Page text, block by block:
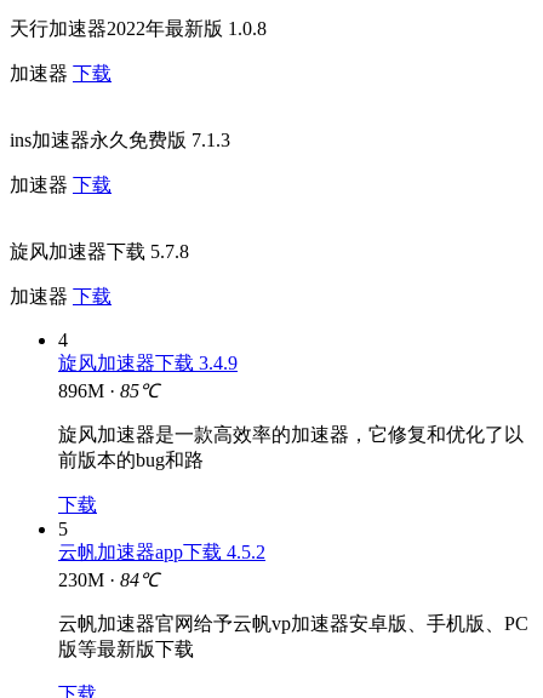
天行加速器2022年最新版 1.0.8
加速器 下载
ins加速器永久免费版 7.1.3
加速器 下载
旋风加速器下载 5.7.8
加速器 下载
4
旋风加速器下载 3.4.9
896M · 85℃
旋风加速器是一款高效率的加速器，它修复和优化了以
前版本的bug和路
下载
5
云帆加速器app下载 4.5.2
230M · 84℃
云帆加速器官网给予云帆vp加速器安卓版、手机版、PC
版等最新版下载